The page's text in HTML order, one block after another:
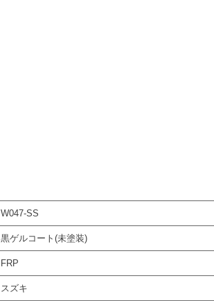
W047-SS
黒ゲルコート(未塗装)
FRP
スズキ